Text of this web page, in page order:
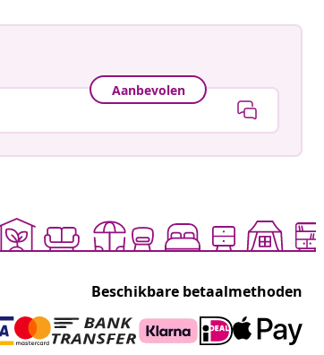
Aanbevolen
Beschikbare betaalmethoden